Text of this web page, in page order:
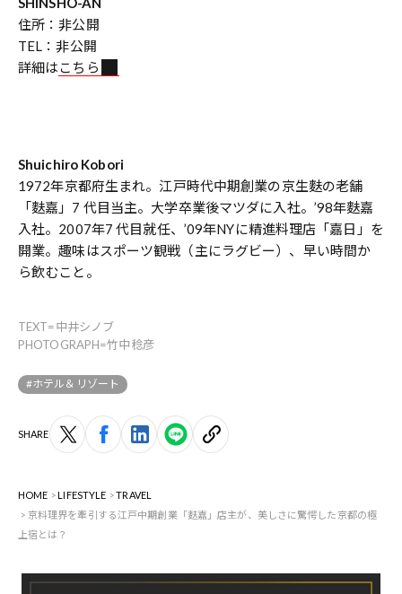
住所：非公開
TEL：非公開
詳細はこちら
Shuichiro Kobori
1972年京都府生まれ。江戸時代中期創業の京生麩の老舗
「麩嘉」7 代目当主。大学卒業後マツダに入社。’98年麩嘉
入社。2007年7 代目就任、’09年NYに精進料理店「嘉日」を
開業。趣味はスポーツ観戦（主にラグビー）、早い時間か
ら飲むこと。
TEXT=中井シノブ
PHOTOGRAPH=竹中稔彦
#ホテル＆リゾート
SHARE
HOME LIFESTYLE
TRAVEL
京料理界を牽引する江戸中期創業「麩嘉」店主が、美しさに驚愕した京都の極
上宿とは？